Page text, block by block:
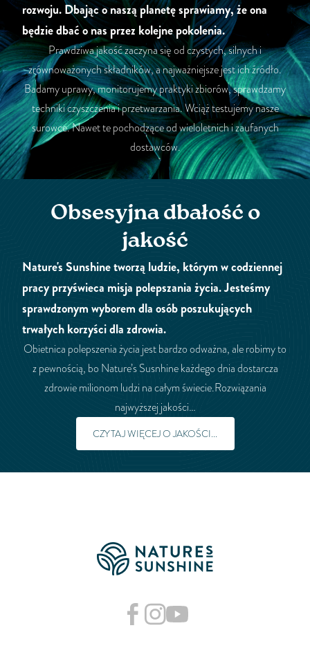
rozwoju. Dbając o naszą planetę sprawiamy, że ona
będzie dbać o nas przez kolejne pokolenia.
Prawdziwa jakość zaczyna się od czystych, silnych i
zrównoważonych składników, a najważniejsze jest ich źródło.
Badamy uprawy, monitorujemy praktyki zbiorów, sprawdzamy
techniki czyszczenia i przetwarzania. Wciąż testujemy nasze
surowce. Nawet te pochodzące od wieloletnich i zaufanych
dostawców.
Obsesyjna dbałość o
jakość
Nature's Sunshine tworzą ludzie, którym w codziennej
pracy przyświeca misja polepszania życia. Jesteśmy
sprawdzonym wyborem dla osób poszukujących
trwałych korzyści dla zdrowia.
Obietnica polepszenia życia jest bardzo odważna, ale robimy to
z pewnością, bo Nature’s Susnhine każdego dnia dostarcza
zdrowie milionom ludzi na całym świecie.Rozwiązania
najwyższej jakości…
CZYTAJ WIĘCEJ O JAKOŚCI...